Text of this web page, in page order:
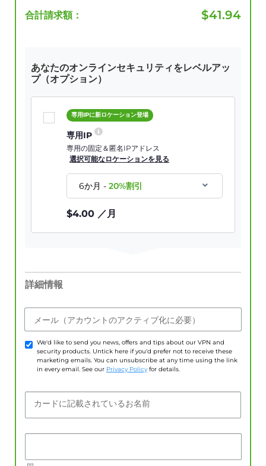
合計請求額： $41.94
あなたのオンラインセキュリティをレベルアッ
プ（オプション）
専用IPに新ロケーション登場
専用IP
専用の固定＆匿名IPアドレス
選択可能なロケーションを見る
6か月-20%割引
$4.00 ／月
詳細情報
メール（アカウントのアクティブ化に必要）
We'd like to send you news, offers and tips about our VPN and
security products. Untick here if you'd prefer not to receive these
marketing emails. You can unsubscribe at any time using the link
in every email. See our Privacy Policy for details.
カードに記載されているお名前